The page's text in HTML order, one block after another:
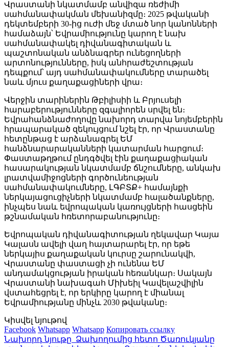
Վրաստանի նկատմամբ անվիզա ռեժիմի
սահմանափակման մեխանիզմը։ 2025 թվականի
դեկտեմբերի 30-ից ուժի մեջ մտած նոր կանոնների
համաձայն՝ Եվրամիությունը կարող է նախ
սահմանափակել դիվանագիտական և
պաշտոնական անձնագրեր ունեցողների
արտոնությունները, իսկ անհրաժեշտության
դեպքում՝ այդ սահմանափակումները տարածել
նաև մյուս քաղաքացիների վրա։
Վերջին տարիներին Թբիլիսիի և Բրյուսելի
հարաբերությունները զգալիորեն սրվել են։
Եվրահանձնաժողովը նախորդ տարվա նոյեմբերին
հրապարակած զեկույցում նշել էր, որ Վրաստանը
հետընթաց է արձանագրել ԵՄ
հանձնարարականների կատարման հարցում։
Փաստաթղթում ընդգծվել էին քաղաքացիական
հասարակության նկատմամբ ճնշումները, անկախ
լրատվամիջոցների գործունեության
սահմանափակումները, ԼԳԲՏՔ+ համայնքի
ներկայացուցիչների նկատմամբ հալածանքները,
ինչպես նաև եվրոպական կառույցների հասցեին
թշնամական հռետորաբանությունը։
Եվրոպական դիվանագիտության ղեկավար Կայա
Կալասն ավելի վաղ հայտարարել էր, որ եթե
ներկայիս քաղաքական կուրսը շարունակվի,
Վրաստանը փաստացի չի ունենա ԵՄ
անդամակցության իրական հեռանկար։ Սակայն
Վրաստանի նախագահ Միխեիլ Կավելաշվիլին
վստահեցրել է, որ երկիրը կարող է միանալ
Եվրամիությանը մինչև 2030 թվականը։
Կիսվել նյութով
Facebook Whatsapp Whatsapp Копировать ссылку
Նախորդ նյութը Ձախողումից հետո Ծառուկյանը